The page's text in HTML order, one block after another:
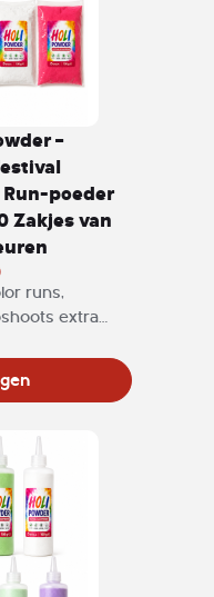
–
poeder
Zakjes van
runs,
extra
van ieder